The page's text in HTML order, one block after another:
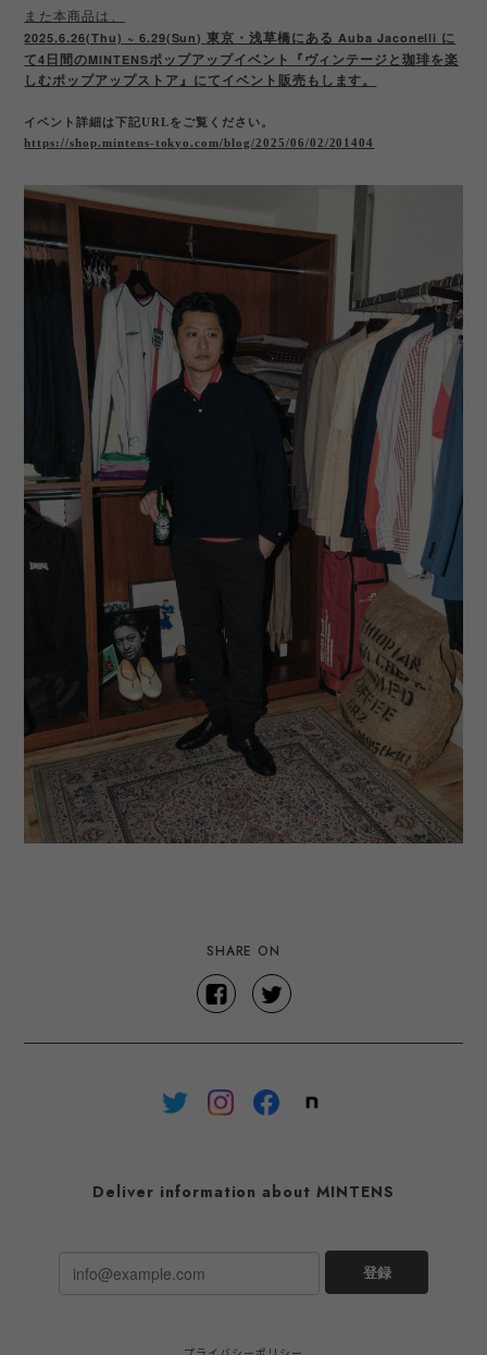
また本商品は、
2025.6.26(Thu) ~ 6.29(Sun)東京・浅草橋にある Auba Jaconelli に
て4 日間のMINTENSポップアップイベント『ヴィンテージと珈琲を楽
しむポップアップストア』にてイベント販売もします。
イベント詳細は下記URLをご覧ください。
https://shop.mintens-tokyo.com/blog/2025/06/02/201404
SHARE ON
Deliver information about MINTENS
登録